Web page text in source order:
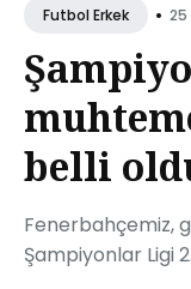
Blog
Futbol Erkek • 25
belli
Fenerbahçemiz,
Şampiyonlar Ligi